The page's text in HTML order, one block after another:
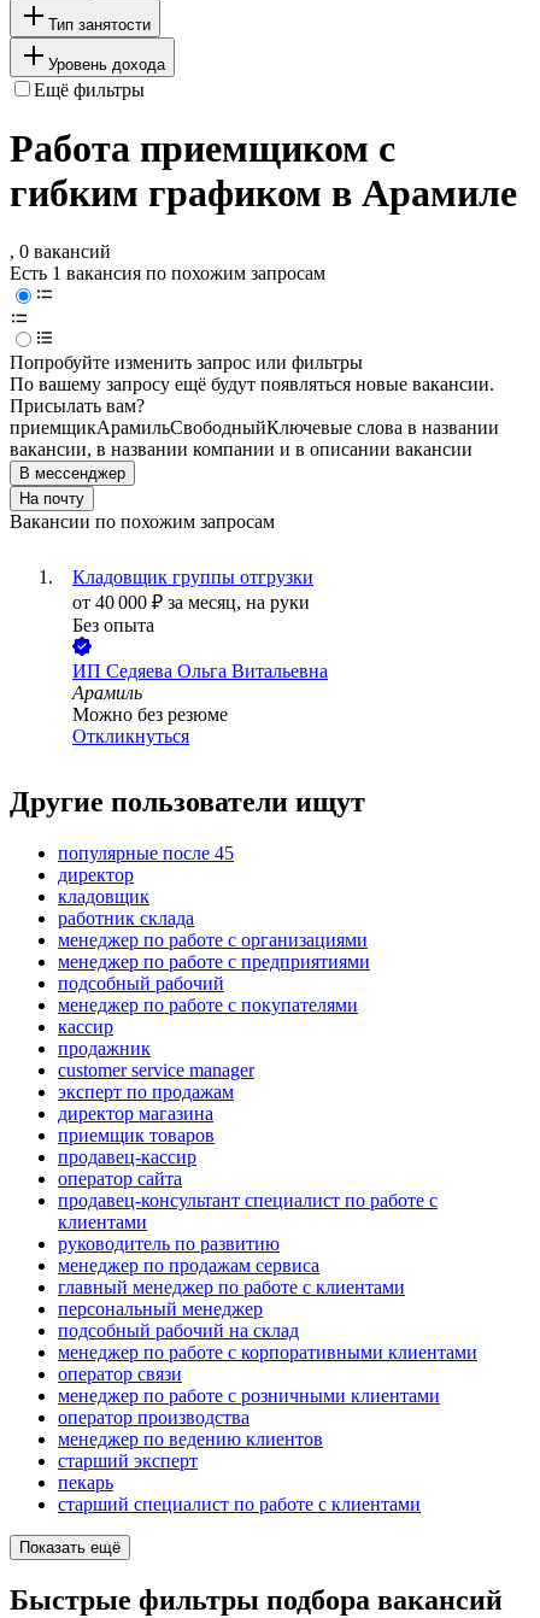
Тип занятости
Уровень дохода
Ещё фильтры
Работа приемщиком с
гибким графиком в Арамиле
, 0 вакансий
Есть 1 вакансия по похожим запросам
Попробуйте изменить запрос или фильтры
По вашему запросу ещё будут появляться новые вакансии.
Присылать вам?
приемщикАрамильСвободныйКлючевые слова в названии
вакансии, в названии компании и в описании вакансии
В мессенджер
На почту
Вакансии по похожим запросам
Кладовщик группы отгрузки
от 40 000 ₽ за месяц, на руки
Без опыта
ИП Седяева Ольга Витальевна
Арамиль
Можно без резюме
Откликнуться
Другие пользователи ищут
популярные после 45
директор
кладовщик
работник склада
менеджер по работе с организациями
менеджер по работе с предприятиями
подсобный рабочий
менеджер по работе с покупателями
кассир
продажник
customer service manager
эксперт по продажам
директор магазина
приемщик товаров
продавец-кассир
оператор сайта
продавец-консультант специалист по работе с
клиентами
руководитель по развитию
менеджер по продажам сервиса
главный менеджер по работе с клиентами
персональный менеджер
подсобный рабочий на склад
менеджер по работе с корпоративными клиентами
оператор связи
менеджер по работе с розничными клиентами
оператор производства
менеджер по ведению клиентов
старший эксперт
пекарь
старший специалист по работе с клиентами
Показать ещё
Быстрые фильтры подбора вакансий